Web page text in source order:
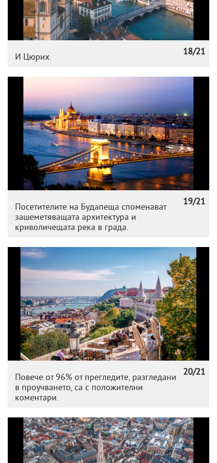
18/21
И Цюрих.
19/21
Посетителите на Будапеща споменават
зашеметяващата архитектура и
криволичещата река в града.
20/21
Повече от 96% от прегледите, разгледани
в проучването, са с положителни
коментари.